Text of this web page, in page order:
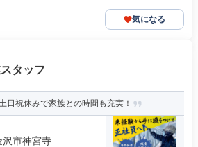
気になる
タッフ
日祝休みで家族との時間も充実！
市神宮寺